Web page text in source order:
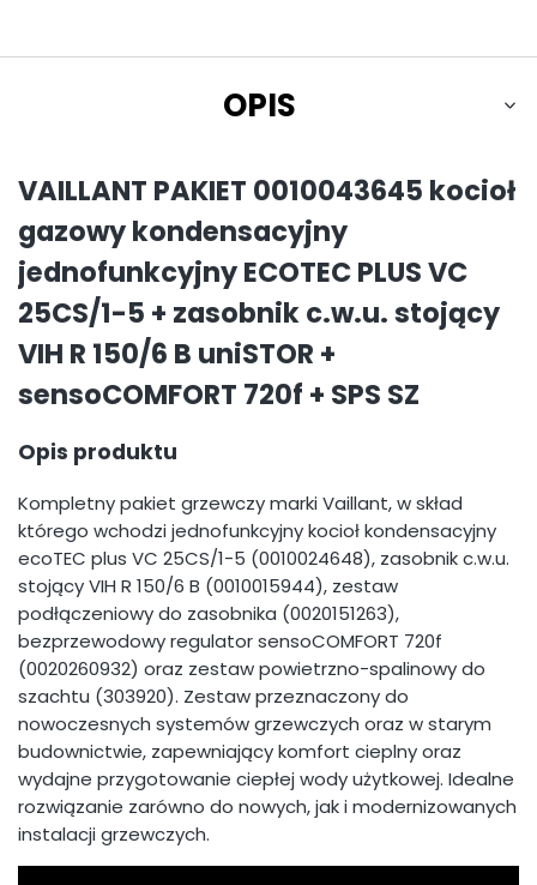
OPIS
VAILLANT PAKIET 0010043645 kocioł
gazowy kondensacyjny
jednofunkcyjny ECOTEC PLUS VC
25CS/1-5 + zasobnik c.w.u. stojący
VIH R 150/6 B uniSTOR +
sensoCOMFORT 720f + SPS SZ
Opis produktu
Kompletny pakiet grzewczy marki Vaillant, w skład
którego wchodzi jednofunkcyjny kocioł kondensacyjny
ecoTEC plus VC 25CS/1-5 (0010024648), zasobnik c.w.u.
stojący VIH R 150/6 B (0010015944), zestaw
podłączeniowy do zasobnika (0020151263),
bezprzewodowy regulator sensoCOMFORT 720f
(0020260932) oraz zestaw powietrzno-spalinowy do
szachtu (303920). Zestaw przeznaczony do
nowoczesnych systemów grzewczych oraz w starym
budownictwie, zapewniający komfort cieplny oraz
wydajne przygotowanie ciepłej wody użytkowej. Idealne
rozwiązanie zarówno do nowych, jak i modernizowanych
instalacji grzewczych.